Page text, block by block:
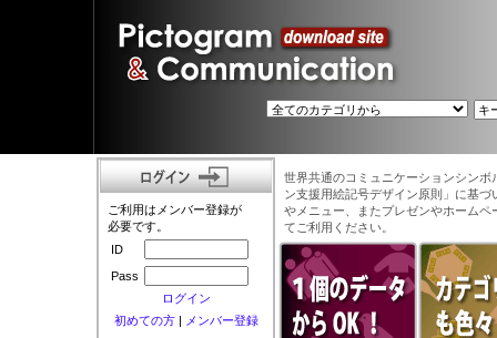
ご利用はメンバー登録が
必要です。
ID
Pass
ログイン
初めての方| メンバー登録
世界共通のコミュニケーションシン
ン支援用絵記号デザイン原則」に基
やメニュー、またプレゼンやホーム
てご利用ください。